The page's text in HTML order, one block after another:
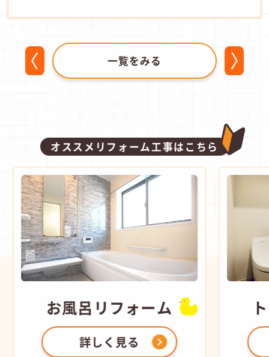
一覧をみる
オススメリフォーム工事はこちら
お風呂 リフォーム
詳しく見る